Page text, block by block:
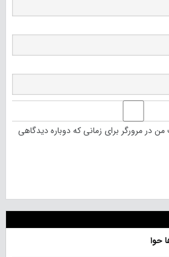
در مرورگر برای زمانی که دوباره دیدگاهی
حوا